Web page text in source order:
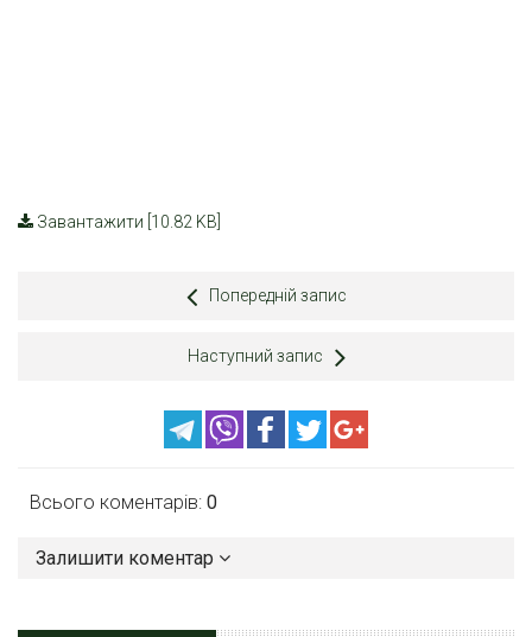
Завантажити [10.82 KB]
Попередній запис
Наступний запис
Всього коментарів: 0
Залишити коментар